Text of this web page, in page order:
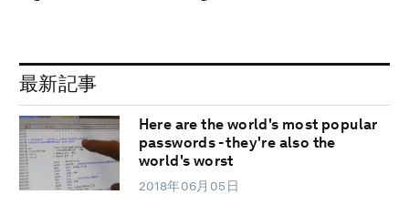
最新記事
Here are the world's most popular
passwords - they're also the
world's worst
2018年06月05日